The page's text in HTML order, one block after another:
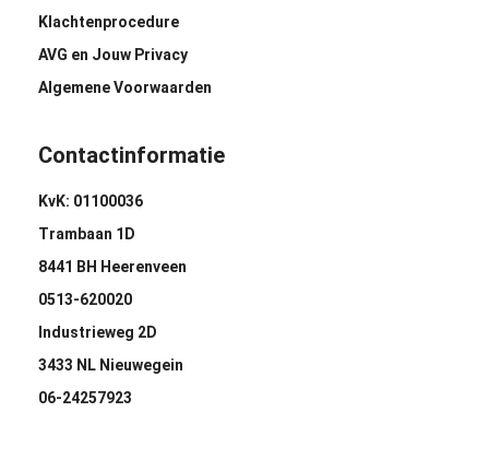
Klachtenprocedure
AVG en Jouw Privacy
Algemene Voorwaarden
Contactinformatie
KvK: 01100036
Trambaan 1D
8441 BH Heerenveen
0513-620020
Industrieweg 2D
3433 NL Nieuwegein
06-24257923